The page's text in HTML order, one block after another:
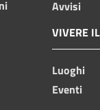
Avvisi
VIVERE
Luoghi
Eventi